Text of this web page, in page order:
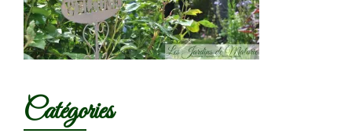
Catégories